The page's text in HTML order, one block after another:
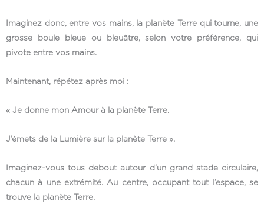
Imaginez donc, entre vos mains, la planète Terre qui tourne, une
grosse boule bleue ou bleuâtre, selon votre préférence, qui
pivote entre vos mains.
Maintenant, répétez après moi :
« Je donne mon Amour à la planète Terre.
J’émets de la Lumière sur la planète Terre ».
Imaginez-vous tous debout autour d’un grand stade circulaire,
chacun à une extrémité. Au centre, occupant tout l’espace, se
trouve la planète Terre.